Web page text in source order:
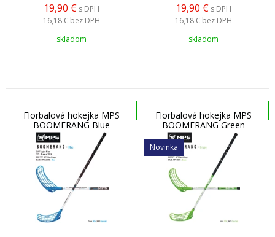
19,90 € s DPH
16,18 € bez DPH
skladom
19,90 € s DPH
16,18 € bez DPH
skladom
Florbalová hokejka MPS
BOOMERANG Blue
Florbalová hokejka MPS
BOOMERANG Green
Novinka